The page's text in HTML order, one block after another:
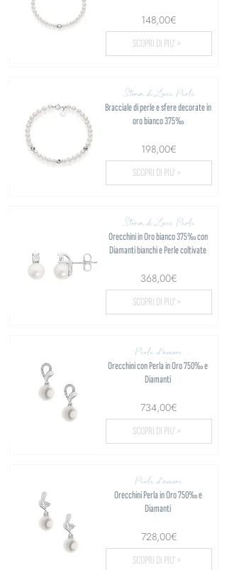
148,00€
SCOPRI DI PIU' >
Storia di Luce Perle
Bracciale di perle e sfere decorate in
oro bianco 375‰
198,00€
SCOPRI DI PIU' >
Storia di Luce Perle
Orecchini in Oro bianco 375‰ con
Diamanti bianchi e Perle coltivate
368,00€
SCOPRI DI PIU' >
Perle d'amore
Orecchini con Perla in Oro 750‰ e
Diamanti
734,00€
SCOPRI DI PIU' >
Perle d'amore
Orecchini Perla in Oro 750‰ e
Diamanti
728,00€
SCOPRI DI PIU' >